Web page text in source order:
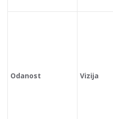
Odanost Vizija